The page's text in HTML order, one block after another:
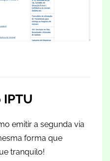
emitir a segunda via
forma que
tranquilo!